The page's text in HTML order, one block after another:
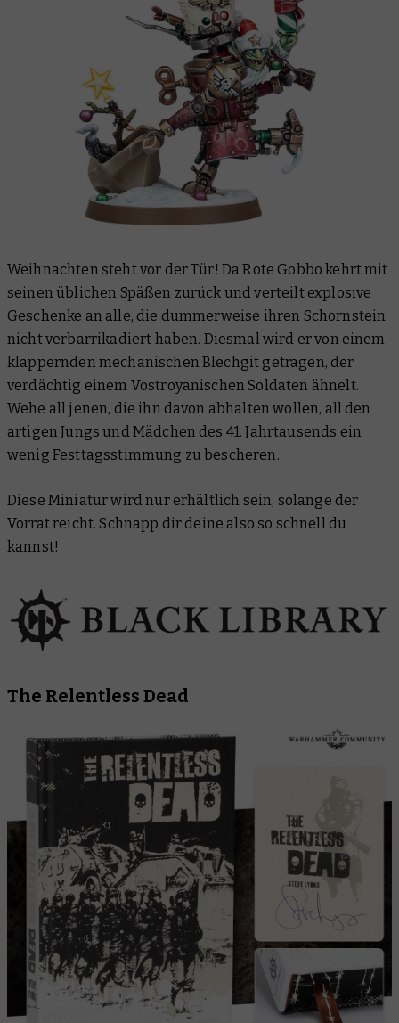
Weihnachten steht vor der Tür! Da Rote Gobbo kehrt mit
seinen üblichen Späßen zurück und verteilt explosive
Geschenke an alle, die dummerweise ihren Schornstein
nicht verbarrikadiert haben. Diesmal wird er von einem
klappernden mechanischen Blechgit getragen, der
verdächtig einem Vostroyanischen Soldaten ähnelt.
Wehe all jenen, die ihn davon abhalten wollen, all den
artigen Jungs und Mädchen des 41. Jahrtausends ein
wenig Festtagsstimmung zu bescheren.
Diese Miniatur wird nur erhältlich sein, solange der
Vorrat reicht. Schnapp dir deine also so schnell du
kannst!
The Relentless Dead